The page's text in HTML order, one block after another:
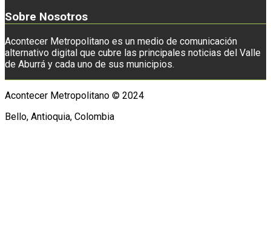
Sobre Nosotros
Acontecer Metropolitano es un medio de comunicación
alternativo digital que cubre las principales noticias del Valle
de Aburrá y cada uno de sus municipios.
Acontecer Metropolitano © 2024
Bello, Antioquia, Colombia